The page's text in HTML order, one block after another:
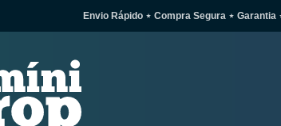
Envio Rápido ⋆ Compra Segura ⋆ Garantia